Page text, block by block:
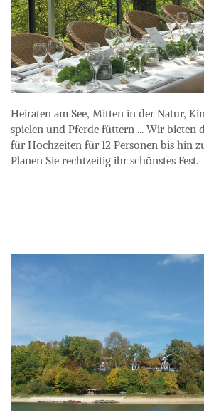
Heiraten am See, Mitten in der Natur,
spielen und Pferde füttern ... Wir bieten
für Hochzeiten für 12 Personen bis hin
Planen Sie rechtzeitig ihr schönstes Fest.